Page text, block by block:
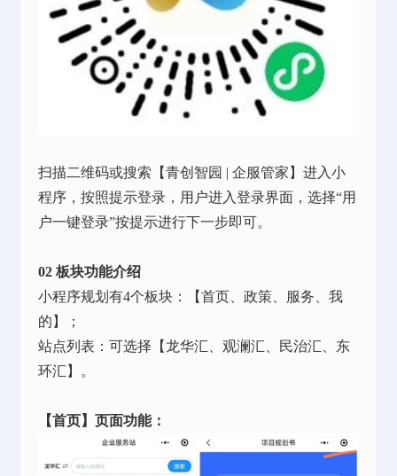
扫描二维码或搜索【青创智园 | 企服管家】进入小
程序，按照提示登录，用户进入登录界面，选择“用
户一键登录”按提示进行下一步即可。
02 板块功能介绍
小程序规划有4个板块：【首页、政策、服务、我
的】；
站点列表：可选择【龙华汇、观澜汇、民治汇、东
环汇】。
【首页】页面功能：